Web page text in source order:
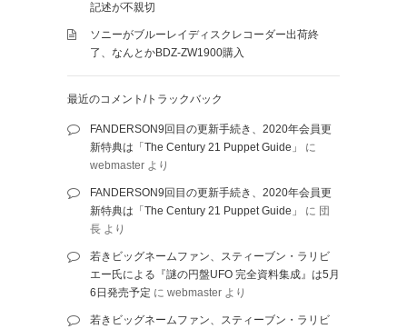
記述が不親切
ソニーがブルーレイディスクレコーダー出荷終
了、なんとかBDZ-ZW1900購入
最近のコメント/トラックバック
FANDERSON9回目の更新手続き、2020年会員更
新特典は「The Century 21 Puppet Guide」
に
webmaster より
FANDERSON9回目の更新手続き、2020年会員更
新特典は「The Century 21 Puppet Guide」
に 団
長 より
若きビッグネームファン、スティーブン・ラリビ
エー氏による『謎の円盤UFO 完全資料集成』は5月
6日発売予定 に webmaster より
若きビッグネームファン、スティーブン・ラリビ